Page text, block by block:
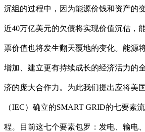
沉组的过程中，因为能源价钱和资产的
近40万亿美元的欠债将实现价值沉估，
票价值也将发生翻天覆地的变化。能源
增加、建立更有持续成长的经济活力的
济的庞大合作力。为此我们提出应将美
（IEC）确立的SMART GRID的七要素
程。目前这七个要素包罗：发电、输电